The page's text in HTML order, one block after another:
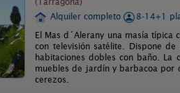
Alquiler completo 8-14+1
El Mas d´Alerany una masía
con televisión satélite. Dispone
habitaciones dobles con baño. La
muebles de jardín y barbacoa por
cerezos.